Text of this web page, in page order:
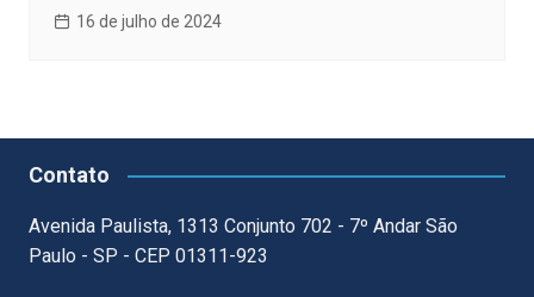
16 de julho de 2024
Contato
Avenida Paulista, 1313 Conjunto 702 - 7º Andar São
Paulo - SP - CEP 01311-923